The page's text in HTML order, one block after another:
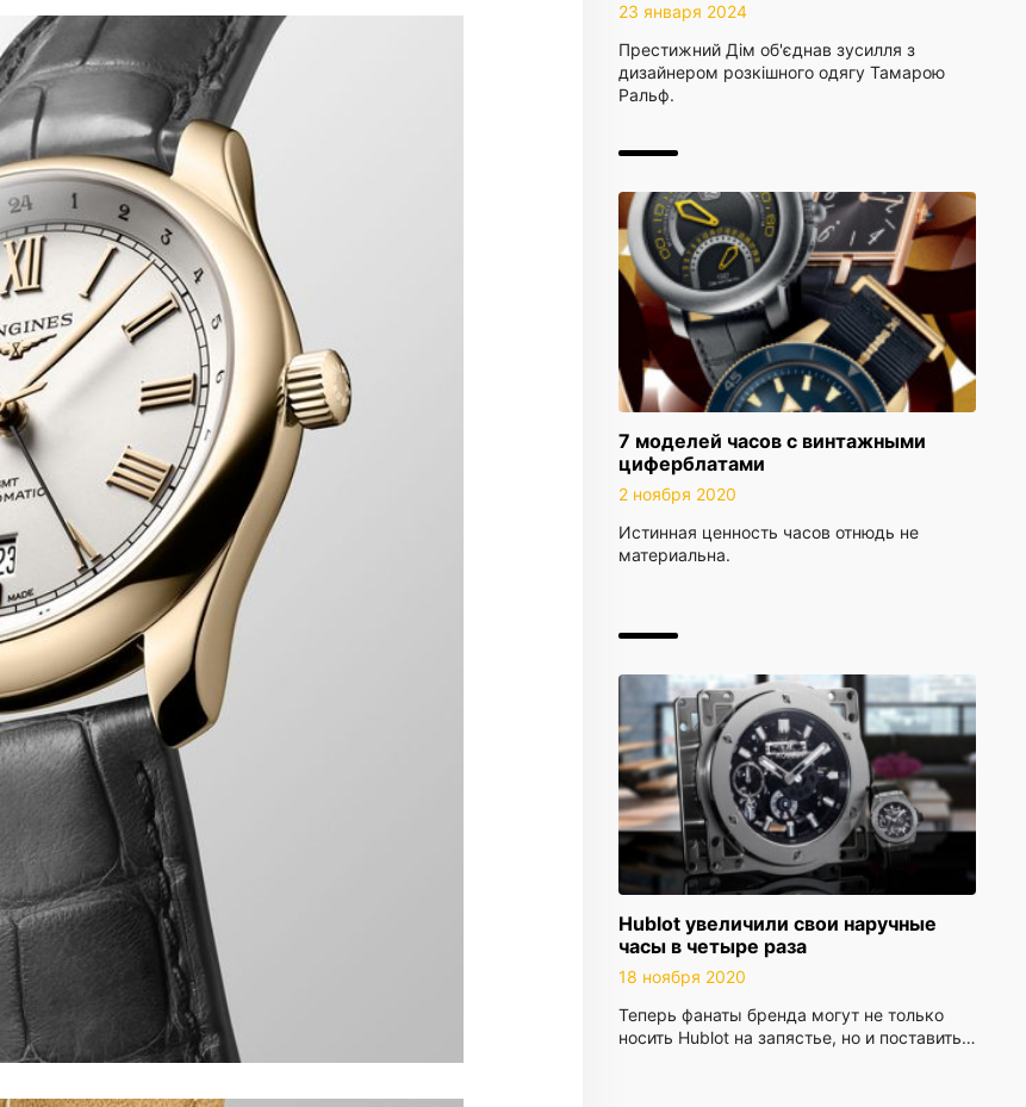
23 января 2024
Престижний Дім об'єднав зусилля з
дизайнером розкішного одягу Тамарою
Ральф.
7 моделей часов с винтажными
циферблатами
2 ноября 2020
Истинная ценность часов­ ­отнюдь не
материальна­. ­
Hublot увеличили свои наручные
часы в четыре раза
18 ноября 2020
Теперь фанаты бренда могут не только
носить Hublot на запястье, но и поставить…